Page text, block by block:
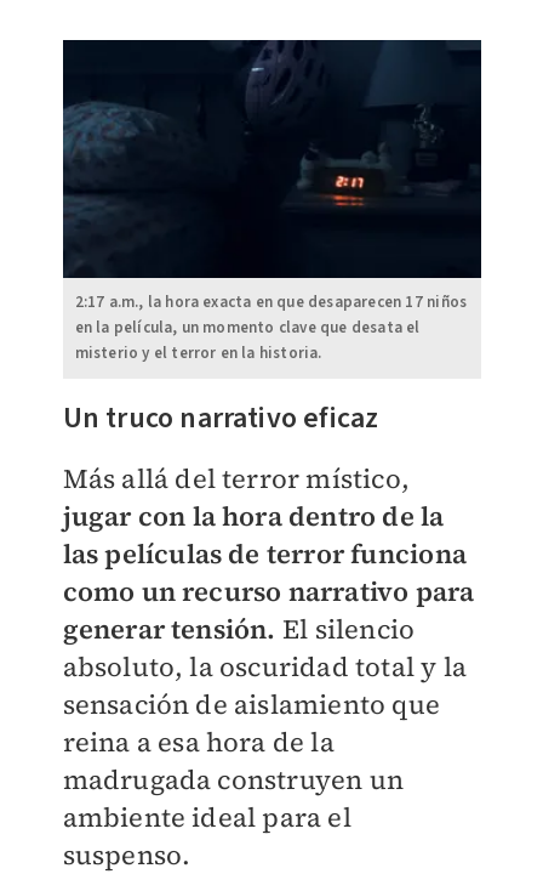
2:17 a.m., la hora exacta en que desaparecen 17 niños
en la película, un momento clave que desata el
misterio y el terror en la historia.
Un truco narrativo eficaz
Más allá del terror místico,
jugar con la hora dentro de la
las películas de terror funciona
como un recurso narrativo para
generar tensión. El silencio
absoluto, la oscuridad total y la
sensación de aislamiento que
reina a esa hora de la
madrugada construyen un
ambiente ideal para el
suspenso.